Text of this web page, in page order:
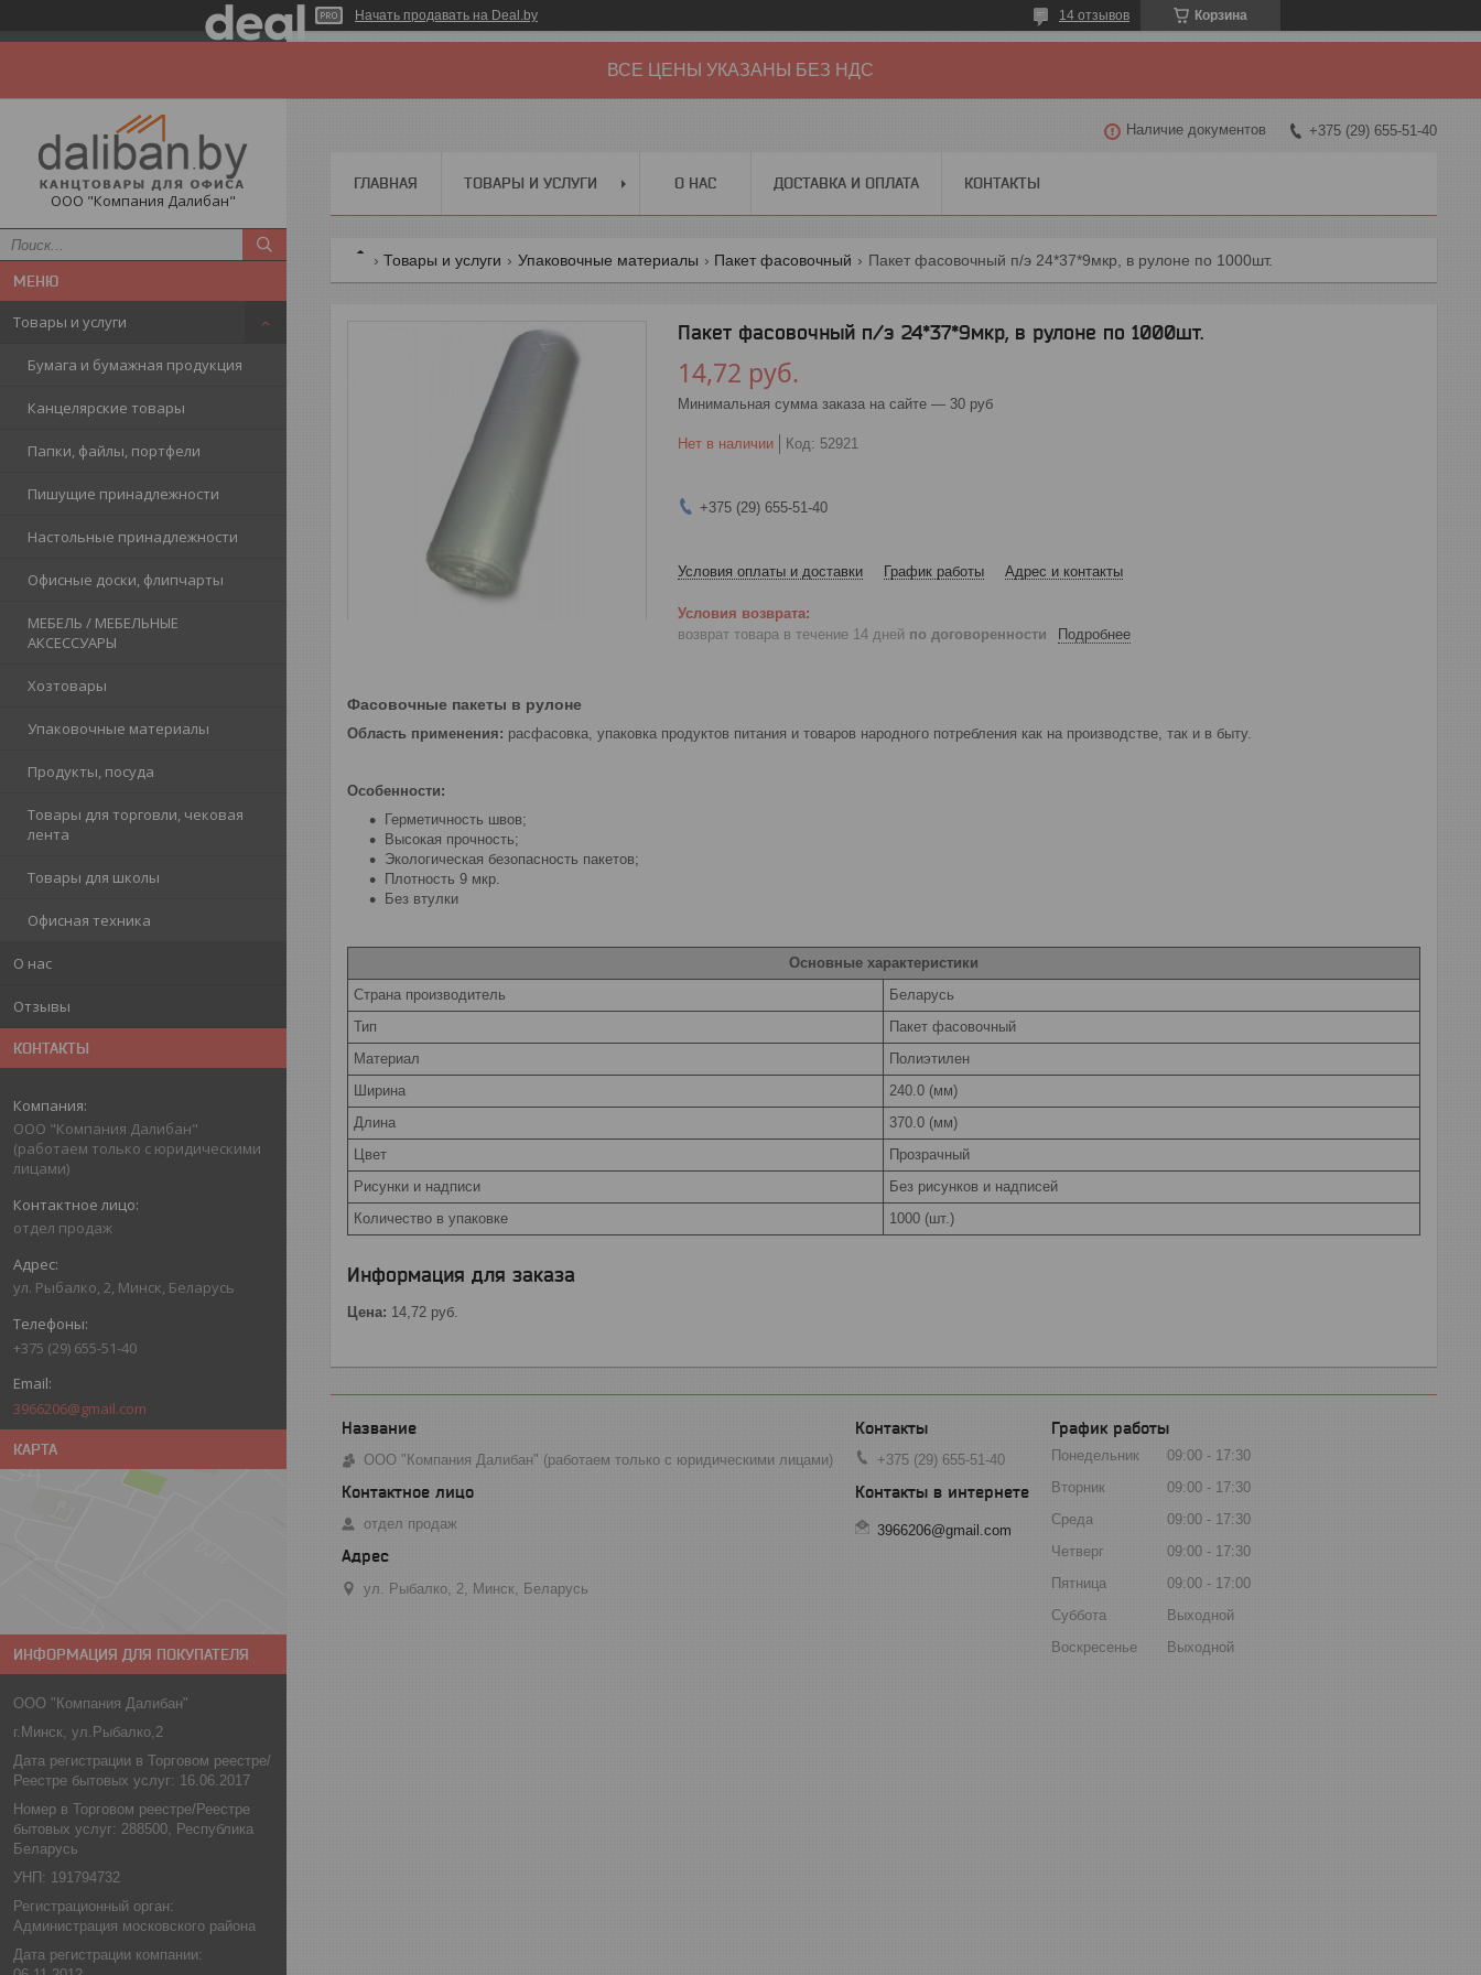
Начать продавать на Deal.by Корзина
14 отзывов
ВСЕ ЦЕНЫ УКАЗАНЫ БЕЗ НДС
ООО "Компания Далибан"
Товары и услуги
Бумага и бумажная продукция
Канцелярские товары
Папки, файлы, портфели
Пишущие принадлежности
Настольные принадлежности
Офисные доски, флипчарты
МЕБЕЛЬ / МЕБЕЛЬНЫЕ
АКСЕССУАРЫ
Хозтовары
Упаковочные материалы
Продукты, посуда
Товары для торговли, чековая
лента
Товары для школы
Офисная техника
О нас
Отзывы
КОНТАКТЫ
ООО "Компания Далибан"
(работаем только с юридическими
лицами)
отдел продаж
ул. Рыбалко, 2, Минск, Беларусь
+375 (29) 655-51-40
3966206@gmail.com
КАРТА
ИНФОРМАЦИЯ ДЛЯ ПОКУПАТЕЛЯ
ООО "Компания Далибан"
г.Минск, ул.Рыбалко,2
Дата регистрации в Торговом реестре/
Реестре бытовых услуг: 16.06.2017
Номер в Торговом реестре/Реестре
бытовых услуг: 288500, Республика
Беларусь
УНП: 191794732
Регистрационный орган:
Администрация московского района
Дата регистрации компании:
Наличие документов +375 (29) 655-51-40
ГЛАВНАЯ ТОВАРЫ И УСЛУГИ О НАС ДОСТАВКА И ОПЛАТА КОНТАКТЫ
Товары и услуги Упаковочные материалы Пакет фасовочный Пакет фасовочный п/э 24*37*9мкр, в рулоне по 1000шт.
Пакет фасовочный п/э 24*37*9мкр, в рулоне по 1000шт.
14,72 руб.
Минимальная сумма заказа на сайте — 30 руб
Нет в наличии Код: 52921
+375 (29) 655-51-40
Условия оплаты и доставки График работы Адрес и контакты
возврат товара в течение 14 дней по договоренности Подробнее
Фасовочные пакеты в рулоне
Область применения: расфасовка, упаковка продуктов питания и товаров народного потребления как на производстве, так и в быту.
Особенности:
Герметичность швов;
Высокая прочность;
Экологическая безопасность пакетов;
Плотность 9 мкр.
Без втулки
Основные характеристики
Страна производитель
Беларусь
Тип
Пакет фасовочный
Материал
Полиэтилен
Ширина
240.0 (мм)
Длина
370.0 (мм)
Цвет
Прозрачный
Рисунки и надписи
Без рисунков и надписей
Количество в упаковке
1000 (шт.)
Информация для заказа
Цена: 14,72 руб.
ООО "Компания Далибан" (работаем только с юридическими лицами)
отдел продаж
ул. Рыбалко, 2, Минск, Беларусь
+375 (29) 655-51-40
3966206@gmail.com
График работы
Понедельник 09:00
17:30
Вторник
09:00
17:30
Среда
09:00
17:30
Четверг
09:00
17:30
Пятница
09:00
17:00
Суббота
Выходной
Воскресенье
Выходной